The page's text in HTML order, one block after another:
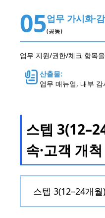
05업무 가시화·
(공동)
업무 지원/권한/체크 항목
산출물:
업무 매뉴얼, 내부
스텝
속·고객 개척
스텝 3(12–24개